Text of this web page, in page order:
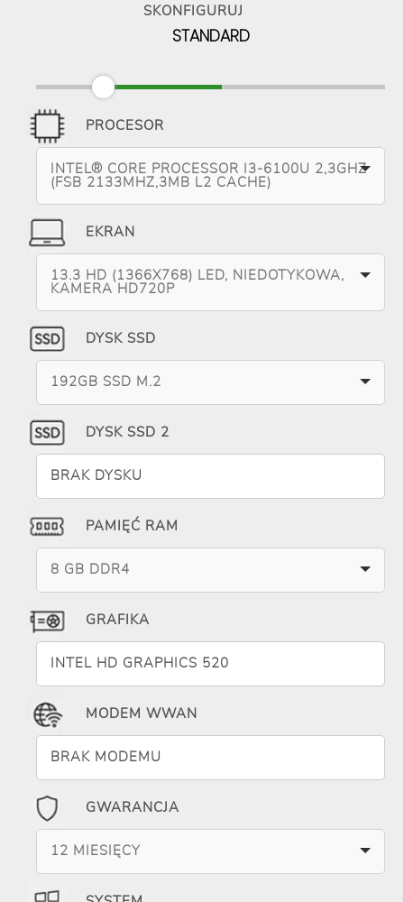
SKONFIGURUJ
STANDARD
PROCESOR
INTEL® CORE PROCESSOR I3-6100U 2,3GHZ
(FSB 2133MHZ,3MB L2 CACHE)
EKRAN
13.3 HD (1366X768) LED, NIEDOTYKOWA,
KAMERA HD720P
DYSK SSD
192GB SSD M.2
DYSK SSD 2
BRAK DYSKU
PAMIĘĆ RAM
8 GB DDR4
GRAFIKA
INTEL HD GRAPHICS 520
MODEM WWAN
BRAK MODEMU
GWARANCJA
12 MIESIĘCY